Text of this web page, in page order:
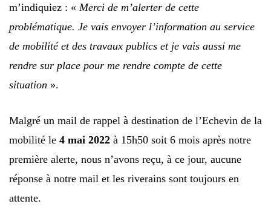
m’indiquiez : « Merci de m’alerter de cette
problématique. Je vais envoyer l’information au service
de mobilité et des travaux publics et je vais aussi me
rendre sur place pour me rendre compte de cette
situation ».
Malgré un mail de rappel à destination de l’Echevin de la
mobilité le 4 mai 2022 à 15h50 soit 6 mois après notre
première alerte, nous n’avons reçu, à ce jour, aucune
réponse à notre mail et les riverains sont toujours en
attente.